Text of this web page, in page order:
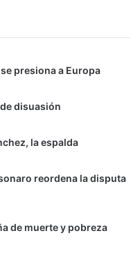
presiona a Europa
disuasión
la espalda
reordena la disputa
de muerte y pobreza